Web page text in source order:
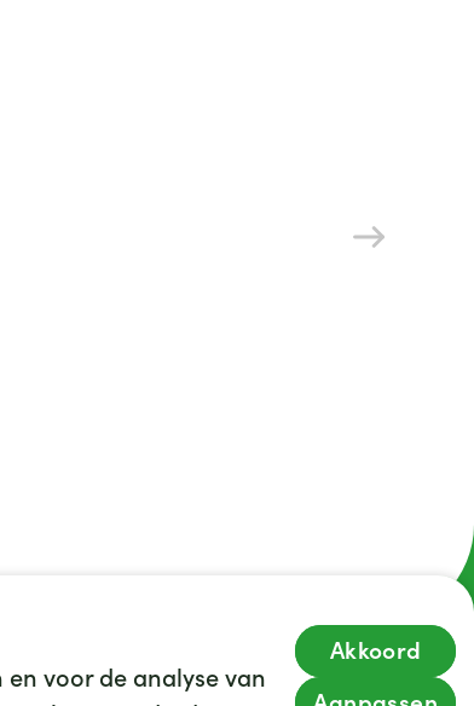
voor de analyse van
Akkoord
We hebben 35 leuke banen voor je